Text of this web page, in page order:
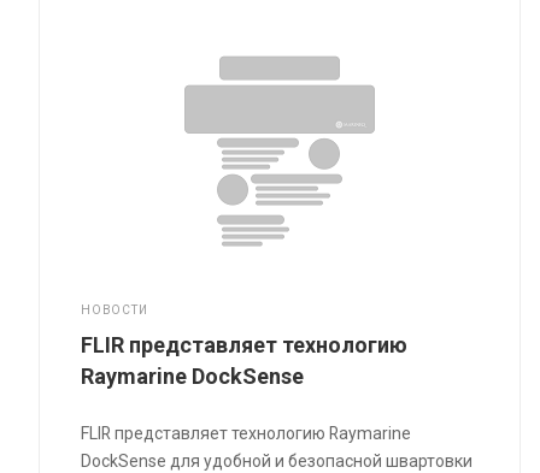
НОВОСТИ
FLIR представляет технологию
Raymarine DockSense
FLIR представляет технологию Raymarine
DockSense для удобной и безопасной швартовки